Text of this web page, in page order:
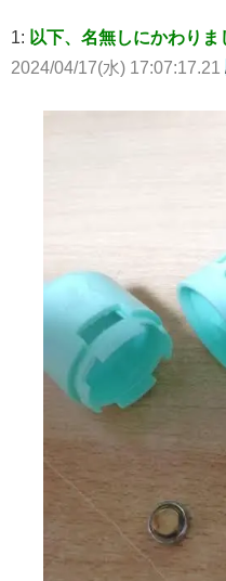
1: 以下、名無しにかわり
2024/04/17(水) 17:07:17.21